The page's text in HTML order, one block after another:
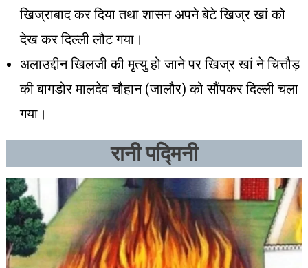
खिज्राबाद कर दिया तथा शासन अपने बेटे खिज्र खां को
देख कर दिल्ली लौट गया।
अलाउद्दीन खिलजी की मृत्यु हो जाने पर खिज्र खां ने चित्तौड़
की बागडोर मालदेव चौहान (जालौर) को सौंपकर दिल्ली चला
गया।
रानी पद्मिनी